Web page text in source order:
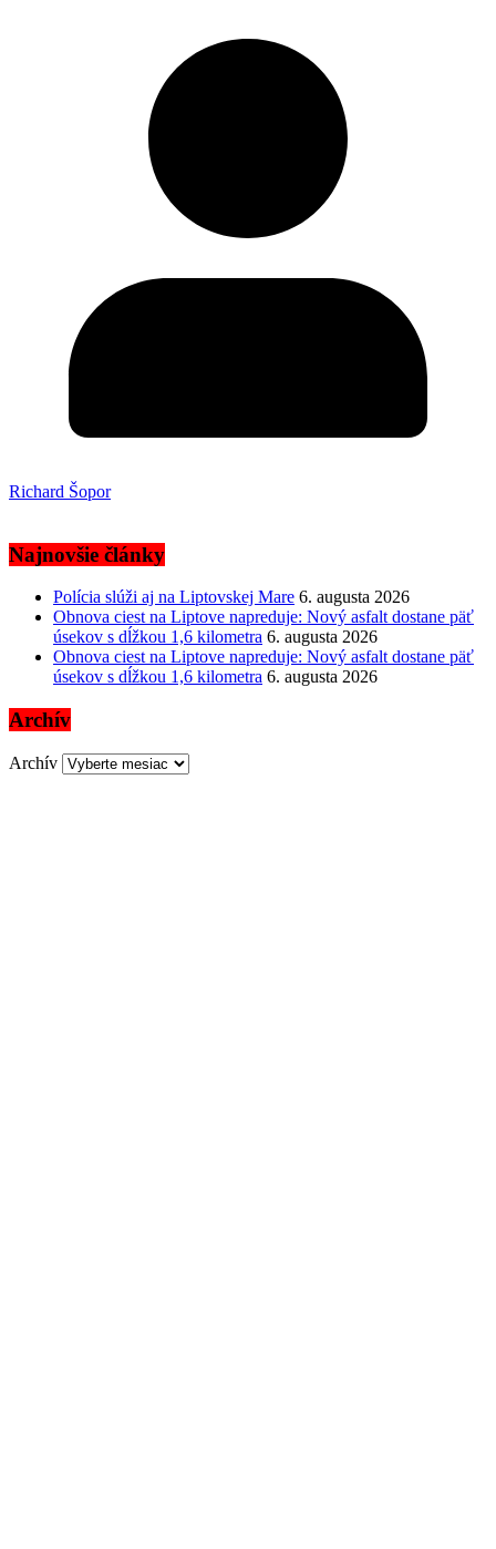
Richard Šopor
Najnovšie články
Polícia slúži aj na Liptovskej Mare 6. augusta 2026
Obnova ciest na Liptove napreduje: Nový asfalt dostane päť
úsekov s dĺžkou 1,6 kilometra 6. augusta 2026
Obnova ciest na Liptove napreduje: Nový asfalt dostane päť
úsekov s dĺžkou 1,6 kilometra 6. augusta 2026
Archív
Archív